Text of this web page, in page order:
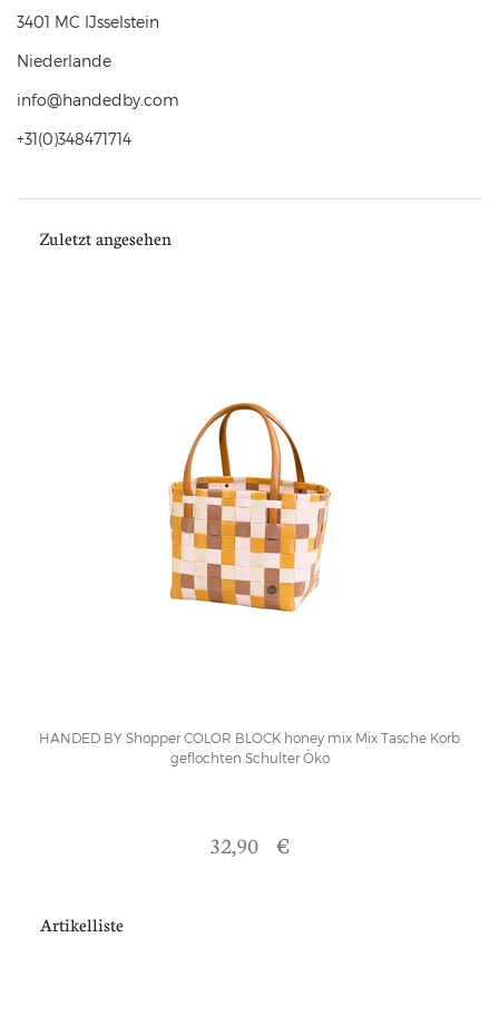
3401 MC IJsselstein
Niederlande
info@handedby.com
+31(0)348471714
Zuletzt angesehen
HANDED BY Shopper COLOR BLOCK honey mix Mix Tasche Korb
geflochten Schulter Öko
32,90 €
Artikelliste